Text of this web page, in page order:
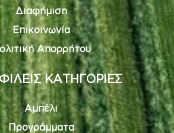
Διαφήμιση
Επικοινωνία
Απορρήτου
ΚΑΤΗΓΟΡΙΕΣ
Αμπέλι
Προγράμματα